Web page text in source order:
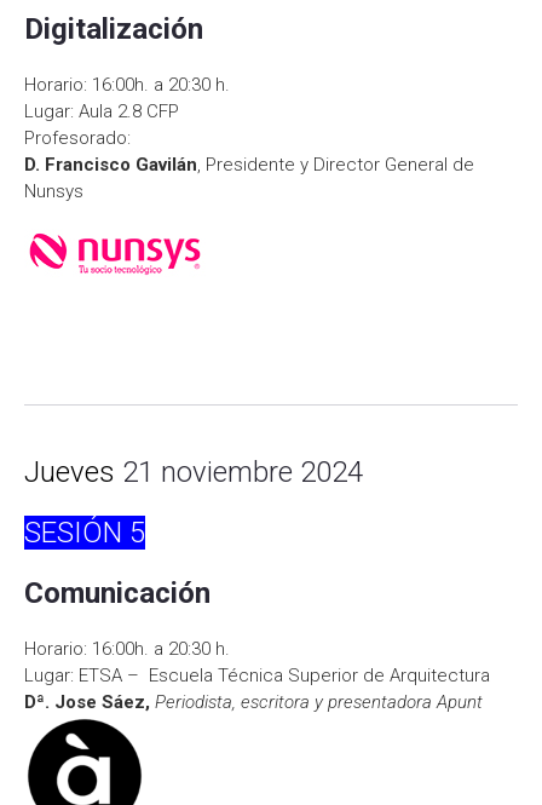
Digitalización
Horario: 16:00h. a 20:30 h.
Lugar: Aula 2.8 CFP
Profesorado:
D. Francisco Gavilán , Presidente y Director General de
Nunsys
Jueves 21 noviembre 2024
SESIÓN 5
Comunicación
Horario: 16:00h. a 20:30 h.
Lugar: ETSA – Escuela Técnica Superior de Arquitectura
Dª. Jose Sáez, Periodista, escritora y presentadora Apunt